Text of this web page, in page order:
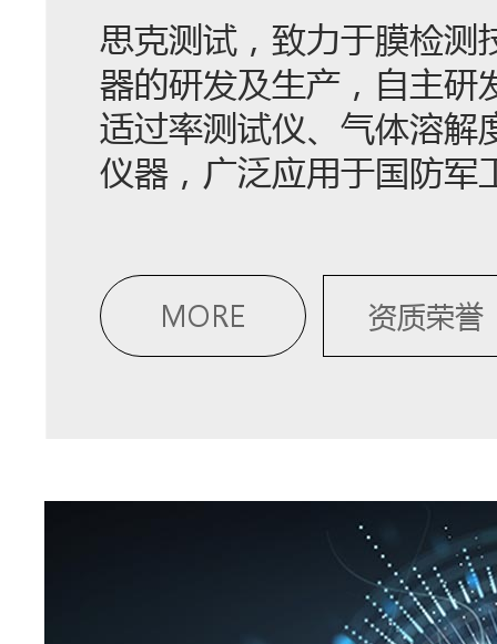
思克测试，致力于膜检测
器的研发及生产，自主研
适过率测试仪、气体溶解
仪器，广泛应用于国防军
MORE 资质荣誉